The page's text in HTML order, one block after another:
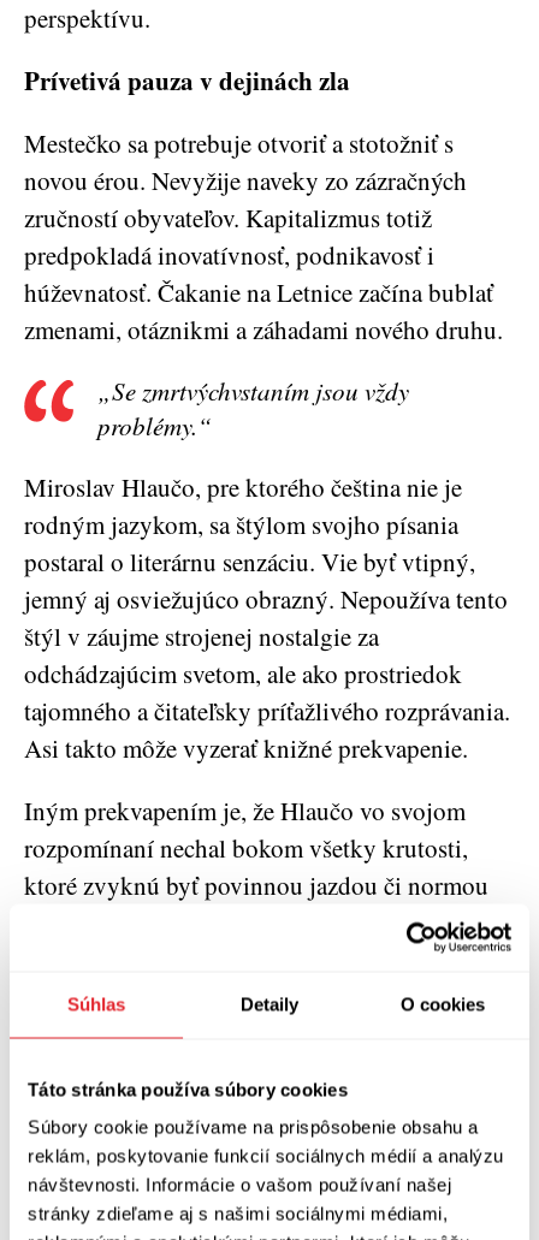
Súhlas Detaily O cookies
Táto stránka používa súbory cookies
Súbory cookie používame na prispôsobenie obsahu a
reklám, poskytovanie funkcií sociálnych médií a analýzu
návštevnosti. Informácie o vašom používaní našej
stránky zdieľame aj s našimi sociálnymi médiami,
perspektívu.
Prívetivá pauza v dejinách zla
Mestečko sa potrebuje otvoriť a stotožniť s
novou érou. Nevyžije naveky zo zázračných
zručností obyvateľov. Kapitalizmus totiž
predpokladá inovatívnosť, podnikavosť i
húževnatosť. Čakanie na Letnice začína bublať
zmenami, otáznikmi a záhadami nového druhu.
„Se zmrtvýchvstaním jsou vždy
problémy.“
Miroslav Hlaučo, pre ktorého čeština nie je
rodným jazykom, sa štýlom svojho písania
postaral o literárnu senzáciu. Vie byť vtipný,
jemný aj osviežujúco obrazný. Nepoužíva tento
štýl v záujme strojenej nostalgie za
odchádzajúcim svetom, ale ako prostriedok
tajomného a čitateľsky príťažlivého rozprávania.
Asi takto môže vyzerať knižné prekvapenie.
Iným prekvapením je, že Hlaučo vo svojom
rozpomínaní nechal bokom všetky krutosti,
ktoré zvyknú byť povinnou jazdou či normou
nepísaného kódexu pre autorov literárnych
Nejde iba o možnosť oddýchnuť si od lágrov,
vraždení. Takáto hlaučovská prívetivosť
roznecuje v čitateľovi vnútorný oheň, ktorým
začína odolný životný optimizmus.
„Co bude dál? Jen nové století. Budeme